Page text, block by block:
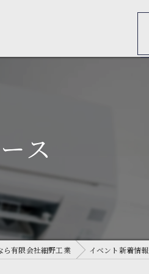
ス
ら有限会社細野工業 イベント新着情報